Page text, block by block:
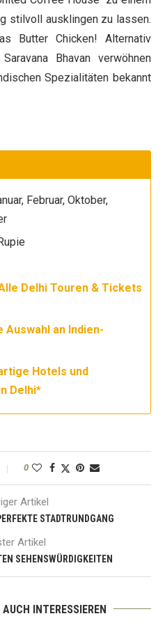
stilvoll ausklingen zu lassen.
Butter Chicken! Alternativ
Bhavan verwöhnen
Spezialitäten bekannt
Februar, Oktober,
Delhi Touren & Tickets
Auswahl an Indien-
Hotels und
Delhi*
0
Artikel
STADTRUNDGANG
Artikel
SEHENSWÜRDIGKEITEN
INTERESSIEREN